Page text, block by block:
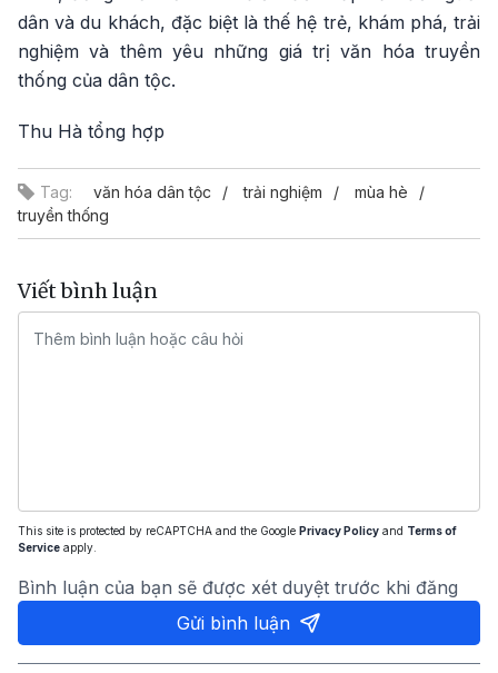
dân và du khách, đặc biệt là thế hệ trẻ, khám phá, trải
nghiệm và thêm yêu những giá trị văn hóa truyền
thống của dân tộc.
Thu Hà tổng hợp
Tag: văn hóa dân tộc trải nghiệm
mùa hè
truyền thống
Viết bình luận
This site is protected by reCAPTCHA and the Google Privacy Policy and Terms of
Service apply.
Bình luận của bạn sẽ được xét duyệt trước khi đăng
Gửi bình luận